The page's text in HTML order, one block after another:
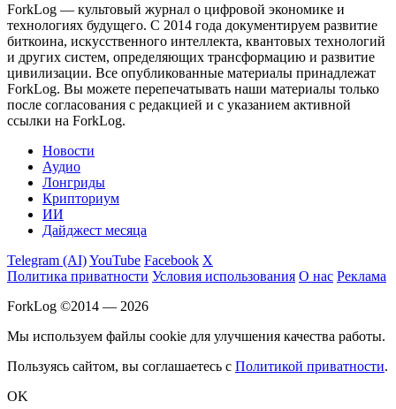
ForkLog — культовый журнал о цифровой экономике и
технологиях будущего. С 2014 года документируем развитие
биткоина, искусственного интеллекта, квантовых технологий
и других систем, определяющих трансформацию и развитие
цивилизации. Все опубликованные материалы принадлежат
ForkLog. Вы можете перепечатывать наши материалы только
после согласования с редакцией и с указанием активной
ссылки на ForkLog.
Новости
Аудио
Лонгриды
Крипториум
ИИ
Дайджест месяца
Telegram (AI)YouTube Facebook X
Политика приватности Условия использования О нас Реклама
ForkLog ©2014 — 2026
Мы используем файлы cookie для улучшения качества работы.
Пользуясь сайтом, вы соглашаетесь с Политикой приватности.
OK